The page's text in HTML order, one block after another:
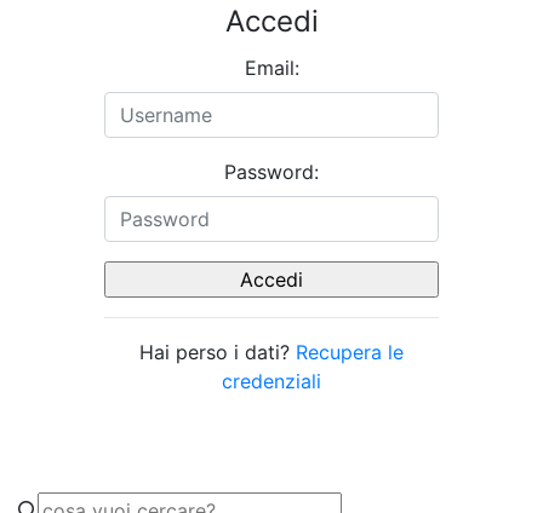
Accedi
Email:
Password:
Hai perso i dati? Recupera le
credenziali